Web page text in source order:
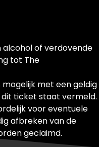
alcohol of verdovende
tot The
met een geldig
ticket staat vermeld.
voor eventuele
afbreken van de
geclaimd.